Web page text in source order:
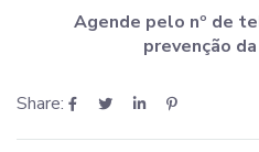
Agende pelo nº de
prevenção
Share: